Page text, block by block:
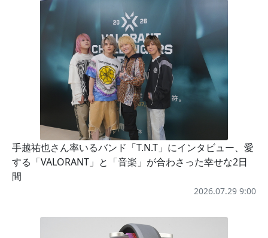
手越祐也さん率いるバンド「T.N.T」にインタビュー、愛
する「VALORANT」と「音楽」が合わさった幸せな2日
間
2026.07.29 9:00